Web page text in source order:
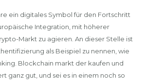
ein digitales Symbol für den Fortschritt
Integration, mit höherer
Markt zu agieren. An dieser Stelle ist
als Beispiel zu nennen, wie
Blockchain markt der kaufen und
ganz gut, und sei es in einem noch so